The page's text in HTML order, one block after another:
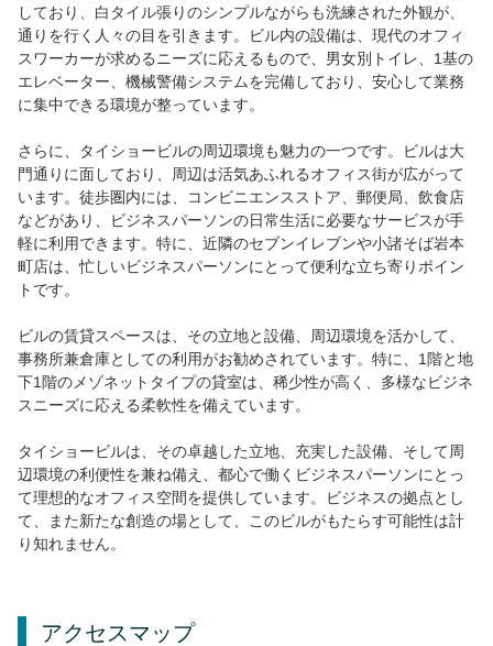
しており、白タイル張りのシンプルながらも洗練された外観が、
通りを行く人々の目を引きます。ビル内の設備は、現代のオフィ
スワーカーが求めるニーズに応えるもので、男女別トイレ、1基の
エレベーター、機械警備システムを完備しており、安心して業務
に集中できる環境が整っています。
さらに、タイショービルの周辺環境も魅力の一つです。ビルは大
門通りに面しており、周辺は活気あふれるオフィス街が広がって
います。徒歩圏内には、コンビニエンスストア、郵便局、飲食店
などがあり、ビジネスパーソンの日常生活に必要なサービスが手
軽に利用できます。特に、近隣のセブンイレブンや小諸そば岩本
町店は、忙しいビジネスパーソンにとって便利な立ち寄りポイン
トです。
ビルの賃貸スペースは、その立地と設備、周辺環境を活かして、
事務所兼倉庫としての利用がお勧めされています。特に、1階と地
下1階のメゾネットタイプの貸室は、稀少性が高く、多様なビジネ
スニーズに応える柔軟性を備えています。
タイショービルは、その卓越した立地、充実した設備、そして周
辺環境の利便性を兼ね備え、都心で働くビジネスパーソンにとっ
て理想的なオフィス空間を提供しています。ビジネスの拠点とし
て、また新たな創造の場として、このビルがもたらす可能性は計
り知れません。
アクセスマップ